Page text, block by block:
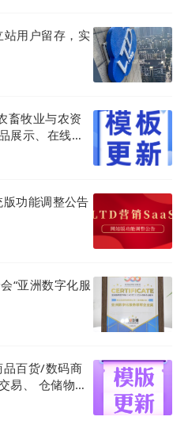
景做了针对性优化，提供
输入了 某个域名（比如
系统自动跳转到主域名
景，跳转后将带上一
额外显示（跳转自
种来路信息。方便区分各种
信浏览器中直接打开时，
用户转发，在下方显
(来自微信转发)等两个不同
用户留存，实
畜牧业与农资
展示、在线交
功能调整公告
“亚洲数字化服
百货/数码商
易、 仓储物